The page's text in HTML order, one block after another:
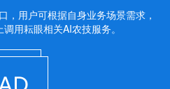
，用户可根据自身业务场景需求，
用耘眼相关AI农技服务。